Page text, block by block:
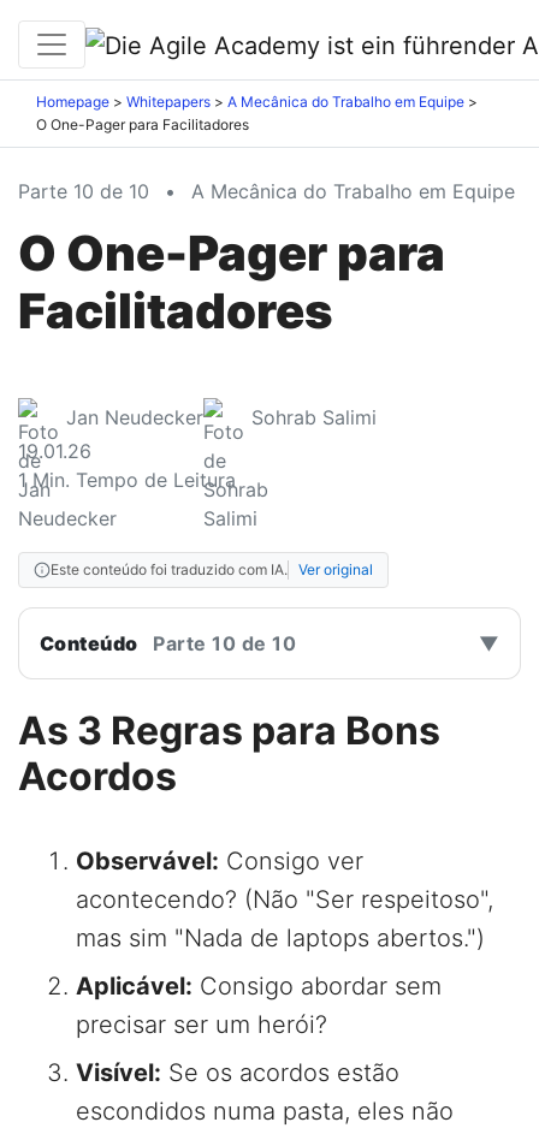
Homepage Whitepapers
A Mecânica do Trabalho em Equipe
O One-Pager para Facilitadores
Parte 10 de 10 • A Mecânica do Trabalho em Equipe
O One-Pager para
Facilitadores
Jan Neudecker
Sohrab Salimi
19.01.26
1Min. Tempo de Leitura
Este conteúdo foi traduzido com IA. Ver original
Conteúdo Parte 10 de 10 ▼
As 3 Regras para Bons
Acordos
Observável: Consigo ver
acontecendo? (Não "Ser respeitoso",
mas sim "Nada de laptops abertos.")
Aplicável: Consigo abordar sem
precisar ser um herói?
Visível: Se os acordos estão
escondidos numa pasta, eles não